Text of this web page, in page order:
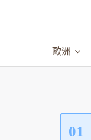
歐洲
01